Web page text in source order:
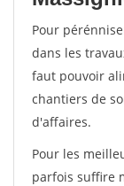
Pour
dans les
faut pouvoir
chantiers de
d'affaires.
Pour les
parfois suffire